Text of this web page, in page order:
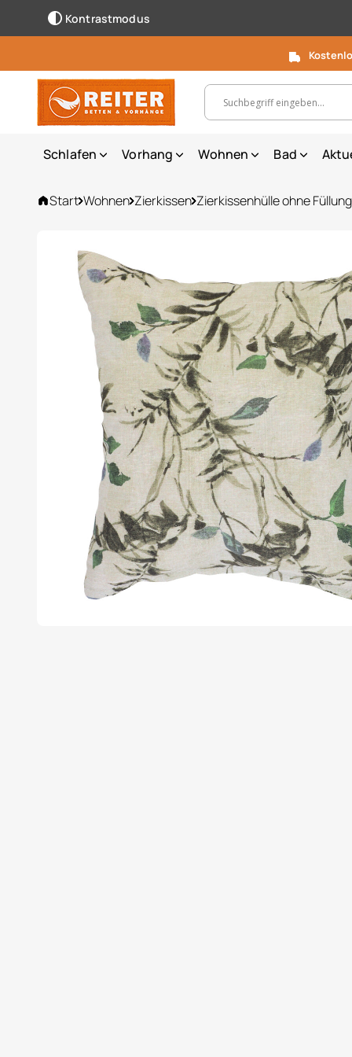
Kontrastmodus
Suchbegriff, Artikelnummer ...
Schlafen Vorhang Wohnen Bad
Start Wohnen Zierkissen Zierkissenhülle ohne Füllung